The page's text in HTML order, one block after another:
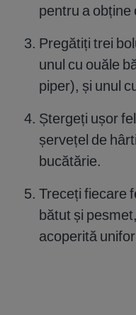
pentru a
Pregătiți trei
unul cu ouăle
piper), și unul
Ștergeți ușor
șervețel de
bucătărie.
Treceți fiecare
bătut și
acoperită